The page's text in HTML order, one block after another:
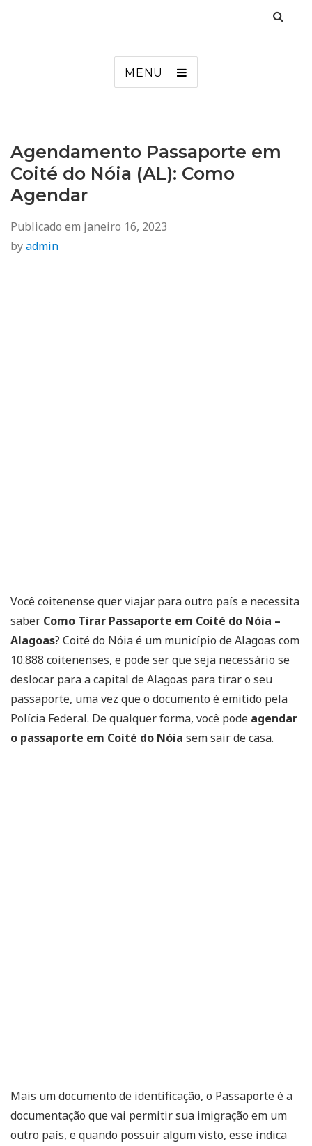
MENU
Agendamento Passaporte em
Coité do Nóia (AL): Como
Agendar
Publicado em janeiro 16, 2023
byadmin
Você coitenense quer viajar para outro país e necessita
saber Como Tirar Passaporte em Coité do Nóia –
Alagoas? Coité do Nóia é um município de Alagoas com
10.888 coitenenses, e pode ser que seja necessário se
deslocar para a capital de Alagoas para tirar o seu
passaporte, uma vez que o documento é emitido pela
Polícia Federal. De qualquer forma, você pode agendar
o passaporte em Coité do Nóia sem sair de casa.
Mais um documento de identificação, o Passaporte é a
documentação que vai permitir sua imigração em um
outro país, e quando possuir algum visto, esse indica